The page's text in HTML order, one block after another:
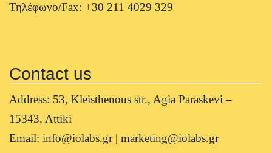
Τηλέφωνο/Fax: +30 211 4029 329
Contact us
Address: 53, Kleisthenous str., Agia Paraskevi –
15343, Attiki
Email: info@iolabs.gr | marketing@iolabs.gr